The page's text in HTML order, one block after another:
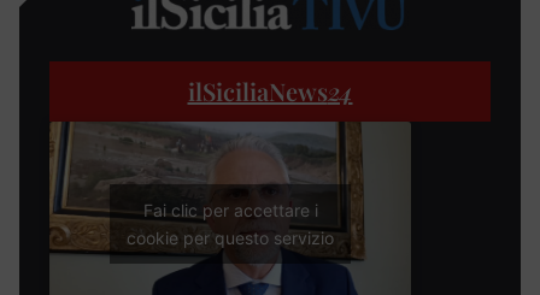
ilSiciliaNews24
Fai clic per accettare i
cookie per questo servizio